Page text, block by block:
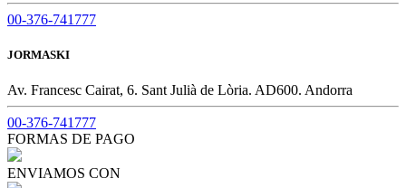
00-376-741777
JORMASKI
Av. Francesc Cairat, 6. Sant Julià de Lòria. AD600. Andorra
00-376-741777
FORMAS DE PAGO
ENVIAMOS CON